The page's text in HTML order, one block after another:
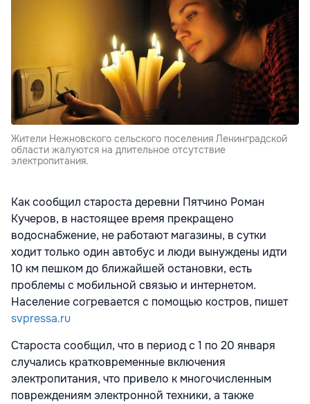
Жители Нежновского сельского поселения Ленинградской
области жалуются на длительное отсутствие
электропитания.
Как сообщил староста деревни Пятчино Роман
Кучеров, в настоящее время прекращено
водоснабжение, не работают магазины, в сутки
ходит только один автобус и люди вынуждены идти
10 км пешком до ближайшей остановки, есть
проблемы с мобильной связью и интернетом.
Население согревается с помощью костров, пишет
svpressa.ru
Староста сообщил, что в период с 1 по 20 января
случались кратковременные включения
электропитания, что привело к многочисленным
повреждениям электронной техники, а также